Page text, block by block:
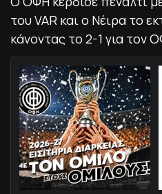
του VAR και ο Νέιρα το
κάνοντας το 2-1 για τον